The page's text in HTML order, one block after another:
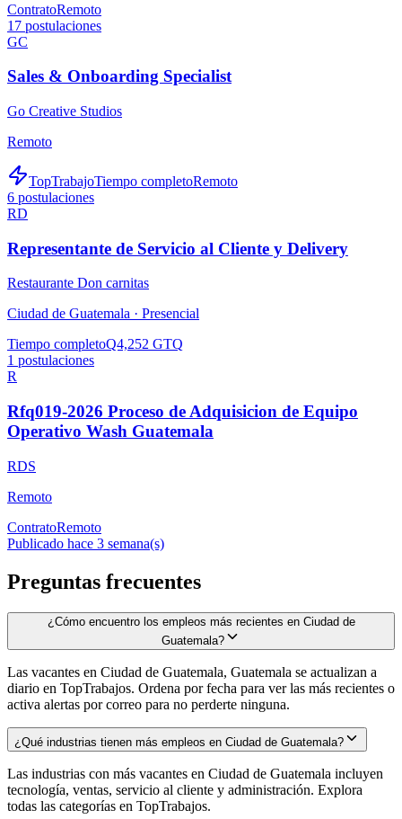
ContratoRemoto
17 postulaciones
GC
Sales & Onboarding Specialist
Go Creative Studios
Remoto
TopTrabajoTiempo completoRemoto
6 postulaciones
RD
Representante de Servicio al Cliente y Delivery
Restaurante Don carnitas
Ciudad de Guatemala · Presencial
Tiempo completoQ4,252 GTQ
1 postulaciones
R
Rfq019-2026 Proceso de Adquisicion de Equipo
Operativo Wash Guatemala
RDS
Remoto
ContratoRemoto
Publicado hace 3 semana(s)
Preguntas frecuentes
¿Cómo encuentro los empleos más recientes en Ciudad de
Guatemala?
Las vacantes en Ciudad de Guatemala, Guatemala se actualizan a
diario en TopTrabajos. Ordena por fecha para ver las más recientes o
activa alertas por correo para no perderte ninguna.
¿Qué industrias tienen más empleos en Ciudad de Guatemala?
Las industrias con más vacantes en Ciudad de Guatemala incluyen
tecnología, ventas, servicio al cliente y administración. Explora
todas las categorías en TopTrabajos.